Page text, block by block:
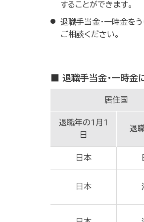
することができます。
退職手当金・一時金を
ご相談ください。
■ 退職手当金・一時金
居住国
退職年の1月1
日
退
日本
日本